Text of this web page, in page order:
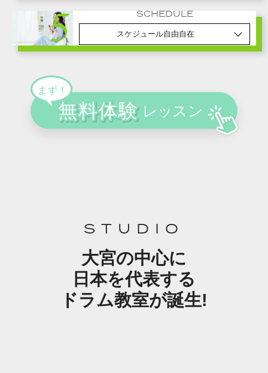
SCHEDULE
スケジュール自由自在
STUDIO
大宮の中心に
日本を代表する
ドラム教室が誕生!